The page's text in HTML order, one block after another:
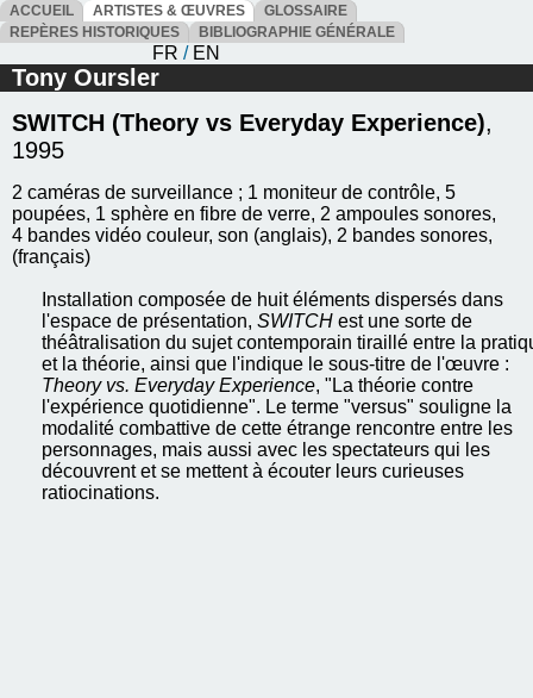
ACCUEIL ARTISTES & ŒUVRES
GLOSSAIRE
REPÈRES HISTORIQUES
BIBLIOGRAPHIE GÉNÉRALE
FR / EN
Tony Oursler